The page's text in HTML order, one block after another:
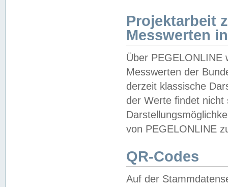
Projektarbeit
Messwerten
Über PEGELONLINE
Messwerten der
derzeit klassische
der Werte findet
von PEGELONLINE
QR-Codes
Auf der